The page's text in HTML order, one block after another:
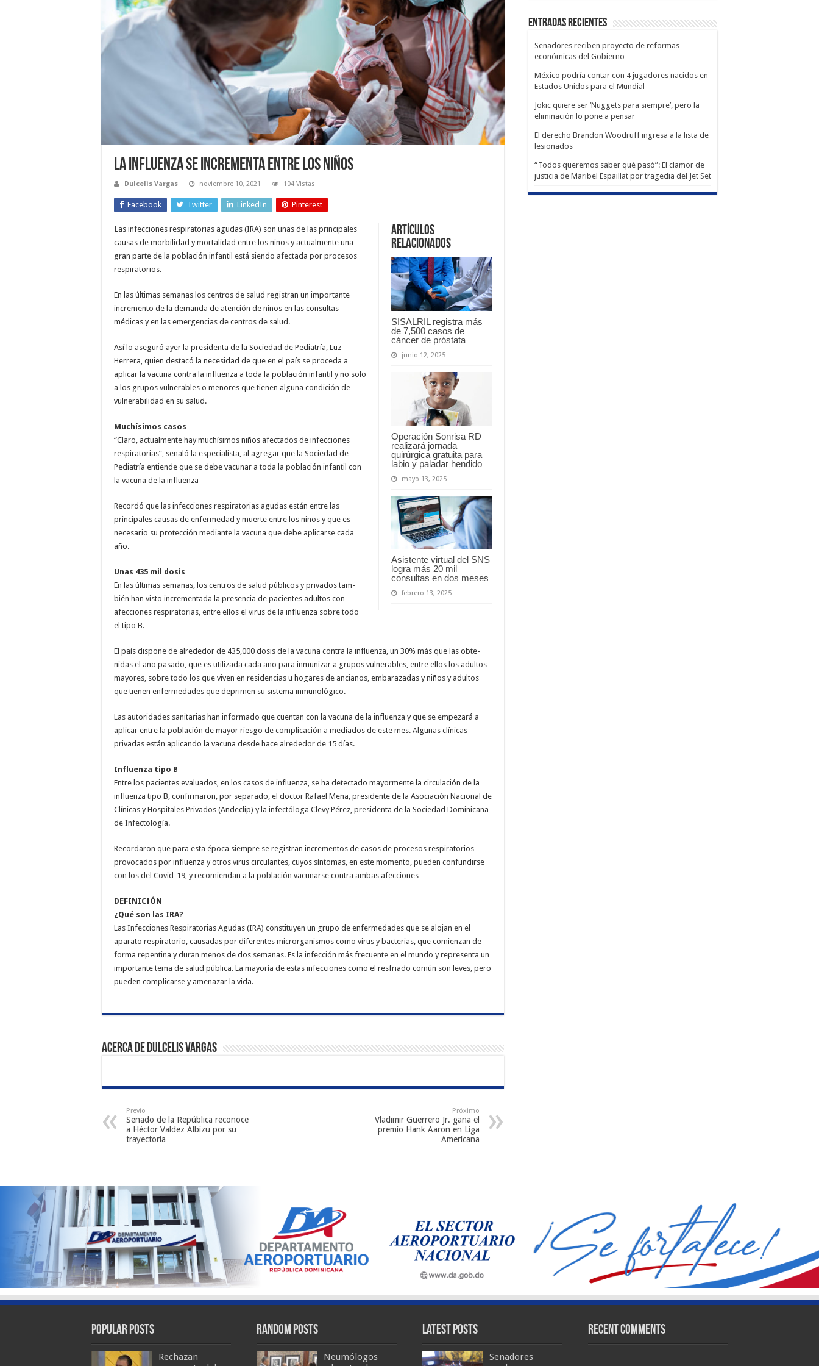
La influenza se incrementa entre los niños
Dulcelis Vargas noviembre 10, 2021 104 Vistas
Facebook Twitter LinkedIn Pinterest
Artículos
relacionados
SISALRIL registra más
de 7,500 casos de
cáncer de próstata
junio 12, 2025
Operación Sonrisa RD
realizará jornada
quirúrgica gratuita para
labio y paladar hendido
mayo 13, 2025
Asistente virtual del SNS
logra más 20 mil
consultas en dos meses
febrero 13, 2025
Las infecciones respiratorias agudas (IRA) son unas de las principa­les
causas de morbilidad y mortalidad entre los niños y actualmente una
gran parte de la población in­fantil está siendo afectada por procesos
respiratorios.
En las últimas semanas los centros de salud regis­tran un importante
incre­mento de la demanda de atención de niños en las consultas
médicas y en las emergencias de centros de salud.
Así lo aseguró ayer la presidenta de la Sociedad de Pediatría, Luz
Herrera, quien destacó la necesidad de que en el país se proce­da a
aplicar la vacuna con­tra la influenza a toda la población infantil y no so­lo
a los grupos vulnerables o menores que tienen al­guna condición de
vulne­rabilidad en su salud.
Muchísimos casos
“Claro, actualmente hay muchísimos niños afecta­dos de infecciones
respi­ratorias”, señaló la espe­cialista, al agregar que la Sociedad de
Pediatría en­tiende que se debe vacu­nar a toda la población in­fantil con
la vacuna de la influenza
Recordó que las in­fecciones respiratorias agudas están entre las
principales causas de en­fermedad y muerte entre los niños y que es
necesa­rio su protección median­te la vacuna que debe apli­carse cada
año.
Unas 435 mil dosis
En las últimas semanas, los centros de salud pú­blicos y privados tam­
bién han visto incrementa­da la presencia de pacientes adultos con
afecciones res­piratorias, entre ellos el vi­rus de la influenza sobre to­do
el tipo B.
El país dispone de alrede­dor de 435,000 dosis de la vacuna contra la influenza, un 30% más que las obte­
nidas el año pasado, que es utilizada cada año para in­munizar a grupos vulnera­bles, entre ellos los adultos
mayores, sobre todo los que viven en residencias u ho­gares de ancianos, embara­zadas y niños y adultos
que tienen enfermedades que deprimen su sistema inmu­nológico.
Las autoridades sani­tarias han informado que cuentan con la vacuna de la influenza y que se empe­zará a
aplicar entre la po­blación de mayor riesgo de complicación a mediados de este mes. Algunas clíni­cas
privadas están aplican­do la vacuna desde hace al­rededor de 15 días.
Influenza tipo B
Entre los pacientes eva­luados, en los casos de in­fluenza, se ha detectado mayormente la circula­ción de la
influenza tipo B, confirmaron, por separa­do, el doctor Rafael Mena, presidente de la Asocia­ción Nacional de
Clínicas y Hospitales Privados (An­declip) y la infectóloga Clevy Pérez, presidenta de la Sociedad Dominicana
de Infectología.
Recordaron que para es­ta época siempre se regis­tran incrementos de casos de procesos respiratorios
provocados por influenza y otros virus circulantes, cu­yos síntomas, en este mo­mento, pueden confundir­se
con los del Covid-19, y recomiendan a la población vacunarse contra ambas afecciones
DEFINICIÓN
¿Qué son las IRA?
Las Infecciones Respi­ratorias Agudas (IRA) constituyen un grupo de enfermedades que se alojan en el
aparato res­piratorio, causadas por diferentes microrganis­mos como virus y bacte­rias, que comienzan de
forma repentina y duran menos de dos semanas. Es la infección más fre­cuente en el mundo y re­presenta un
importan­te tema de salud públi­ca. La mayoría de estas infecciones como el res­friado común son leves, pero
pueden complicar­se y amenazar la vida.
Acerca de Dulcelis Vargas
Previo
Senado de la República reconoce
a Héctor Valdez Albizu por su
trayectoria
Próximo
Vladimir Guerrero Jr. gana el
premio Hank Aaron en Liga
Americana
Entradas recientes
Senadores reciben proyecto de reformas
económicas del Gobierno
México podría contar con 4 jugadores nacidos en
Estados Unidos para el Mundial
Jokic quiere ser ‘Nuggets para siempre’, pero la
eliminación lo pone a pensar
El derecho Brandon Woodruff ingresa a la lista de
lesionados
“Todos queremos saber qué pasó”: El clamor de
justicia de Maribel Espaillat por tragedia del Jet Set
Popular Posts
Rechazan
Random Posts
Neumólogos
Latest Posts
Senadores
Recent Comments